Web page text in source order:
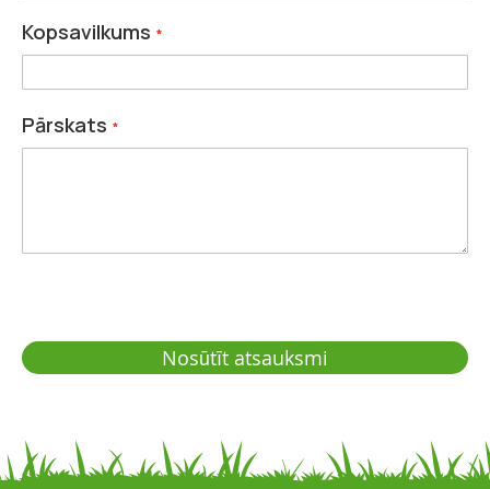
Kopsavilkums
Pārskats
Nosūtīt atsauksmi